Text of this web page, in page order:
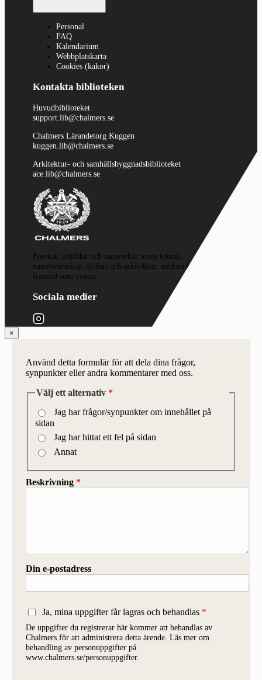
Personal
FAQ
Kalendarium
Webbplatskarta
Cookies (kakor)
Kontakta biblioteken
Huvudbiblioteket
support.lib@chalmers.se
Chalmers Lärandetorg Kuggen
kuggen.lib@chalmers.se
Arkitektur- och samhällsbyggnadsbiblioteket
ace.lib@chalmers.se
Forskar, utbildar och samverkar inom teknik,
naturvetenskap, sjöfart och arkitektur, med en hållbar
framtid som vision.
Sociala medier
×
Använd detta formulär för att dela dina frågor,
synpunkter eller andra kommentarer med oss.
Välj ett alternativ *
Jag har frågor/synpunkter om innehållet på
sidan
Jag har hittat ett fel på sidan
Annat
Beskrivning *
Din e-postadress
De uppgifter du registrerar här kommer att behandlas av
Chalmers för att administrera detta ärende. Läs mer om
behandling av personuppgifter på
www.chalmers.se/personuppgifter.
Ja, mina uppgifter får lagras och behandlas